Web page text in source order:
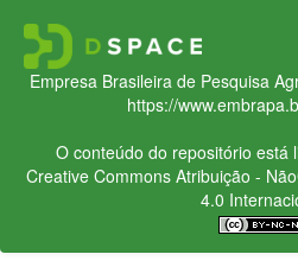
Empresa Brasileira de Pesquisa
https://
O conteúdo do repositório está
Creative CommonsAtribuição -
4.0